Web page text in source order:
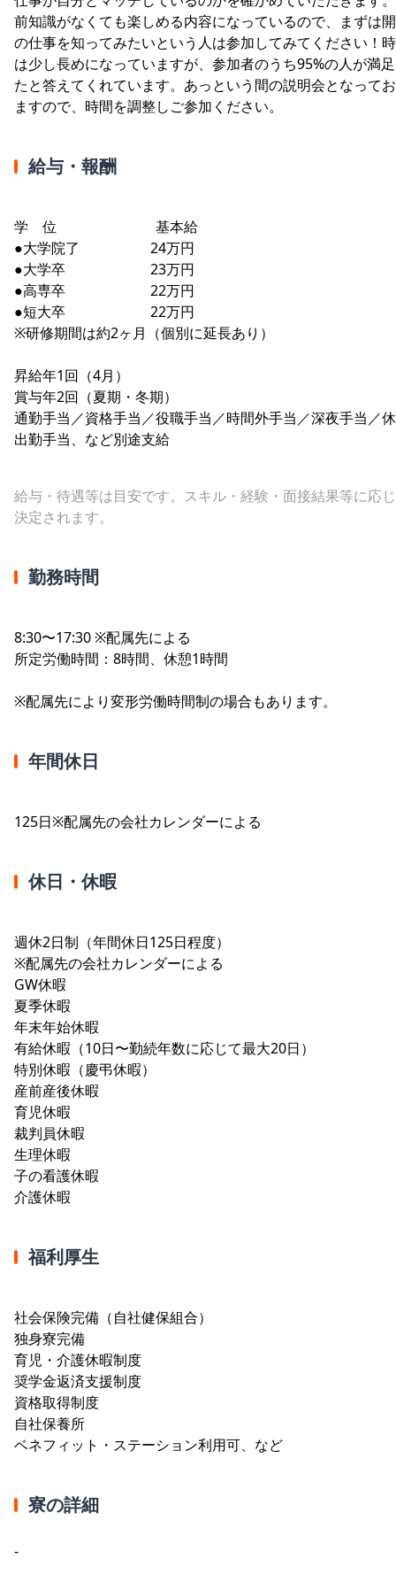
前知識がなくても楽しめる内容になっているので、まずは
の仕事を知ってみたいという人は参加してみてください！
は少し長めになっていますが、参加者のうち95%の人が満
たと答えてくれています。あっという間の説明会となって
ますので、時間を調整しご参加ください。
給与・報酬
学 位 基本給
●大学院了 24万円
●大学卒 23万円
●高専卒 22万円
●短大卒 22万円
※研修期間は約2ヶ月（個別に延長あり）
昇給年1回（4月）
賞与年2回（夏期・冬期）
通勤手当／資格手当／役職手当／時間外手当／深夜手当／
出勤手当、など別途支給
給与・待遇等は目安です。スキル・経験・面接結果等に応
決定されます。
勤務時間
8:30〜17:30 ※配属先による
所定労働時間：8時間、休憩1時間
※配属先により変形労働時間制の場合もあります。
年間休日
125日※配属先の会社カレンダーによる
休日・休暇
週休2日制（年間休日125日程度）
※配属先の会社カレンダーによる
GW休暇
夏季休暇
年末年始休暇
有給休暇（10日〜勤続年数に応じて最大20日）
特別休暇（慶弔休暇）
産前産後休暇
育児休暇
裁判員休暇
生理休暇
子の看護休暇
介護休暇
福利厚生
社会保険完備（自社健保組合）
独身寮完備
育児・介護休暇制度
奨学金返済支援制度
資格取得制度
自社保養所
ベネフィット・ステーション利用可、など
寮の詳細
-